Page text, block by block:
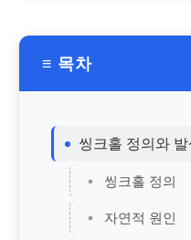
≡ 목차
씽크홀 정의와
씽크홀 정의
자연적 원인